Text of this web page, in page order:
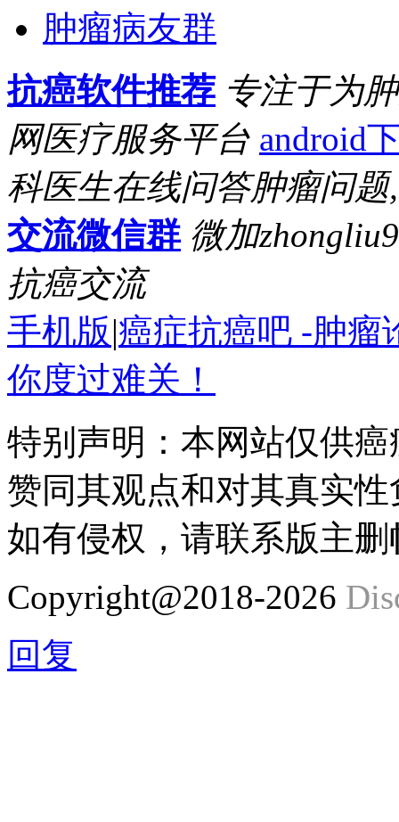
肿瘤病友群
抗癌软件推荐 专注于为
网医疗服务平台 android
科医生在线问答肿瘤问
交流微信群 微加
抗癌交流
手机版|癌症抗癌吧 -肿瘤
你度过难关！
特别声明：本网站仅供
赞同其观点和对其真实
如有侵权，请联系版主删
Copyright@2018-2026
回复